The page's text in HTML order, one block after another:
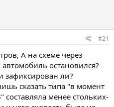
#21
А на схеме через
остановился?
зафиксирован ли?
сказать типа "в момент
составляла менее стольких-